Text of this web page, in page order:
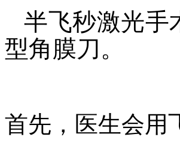
半飞秒激光手
型角膜刀。
首先，医生会用